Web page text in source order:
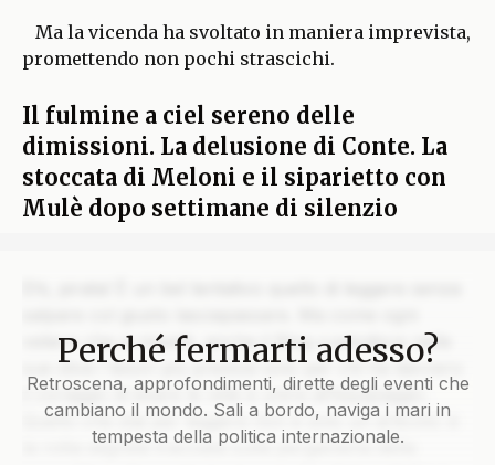
Ma la vicenda ha svoltato in maniera imprevista,
promettendo non pochi strascichi.
Il fulmine a ciel sereno delle
dimissioni. La delusione di Conte. La
stoccata di Meloni e il siparietto con
Mulè dopo settimane di silenzio
veliero che si rispetti, anche il Blog custodisce nelle
sue stive i tesori più preziosi solo per chi ha davvero
il coraggio di issare le vele e unirsi all’equipaggio.
Quello che stai per leggere non è solo un articolo: è
la rotta segreta tracciata sulla pergamena della
Perché fermarti adesso?
Retroscena, approfondimenti, dirette degli eventi che
cambiano il mondo. Sali a bordo, naviga i mari in
tempesta della politica internazionale.